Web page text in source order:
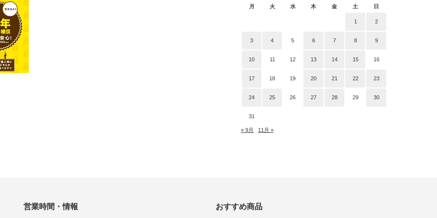
月 火 水 木 金 土 日
1 2
3 4 5 6 7 8 9
10 11 12 13 14 15 16
17 18 19 20 21 22 23
24 25 26 27 28 29 30
31
« 9月 11月 »
営業時間・情報 おすすめ商品